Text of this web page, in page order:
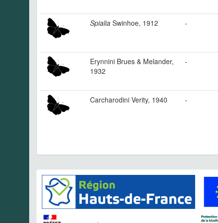
Spialia Swinhoe, 1912 -
Erynnini Brues & Melander,
1932
-
Carcharodini Verity, 1940 -